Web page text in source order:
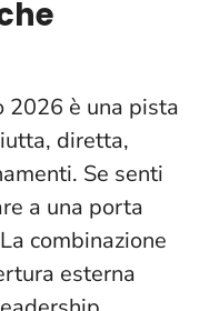
2026 è una pista
diretta,
Se senti
a una porta
combinazione
esterna